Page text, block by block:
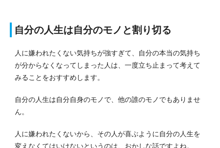
自分の人生は自分のモノと割り切る
人に嫌われたくない気持ちが強すぎて、自分の本当の気持ち
が分からなくなってしまった人は、一度立ち止まって考えて
みることをおすすめします。
自分の人生は自分自身のモノで、他の誰のモノでもありませ
ん。
人に嫌われたくないから、その人が喜ぶように自分の人生を
変えなくてはいけないというのは、おかしな話ですよね。